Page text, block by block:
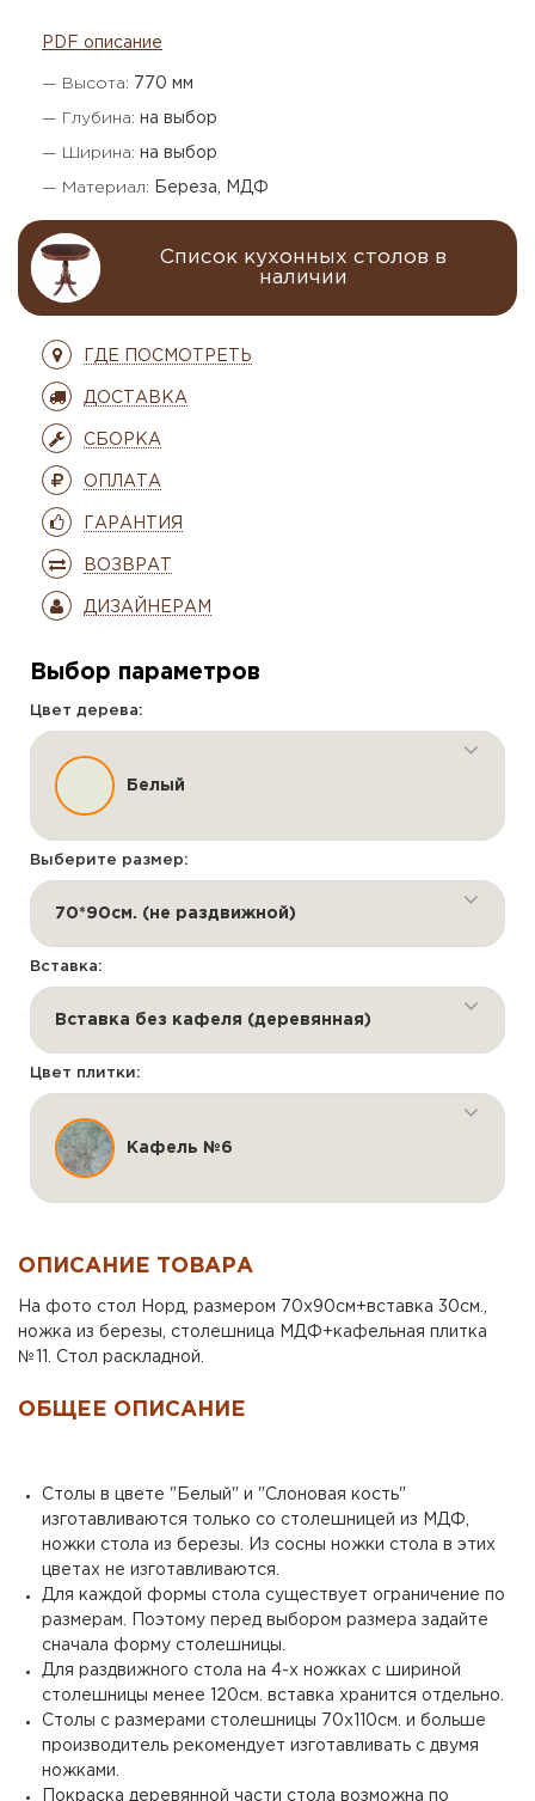
PDF описание
— Высота: 770 мм
— Глубина: на выбор
— Ширина: на выбор
— Материал: Береза, МДФ
Список кухонных столов в
наличии
ГДЕ ПОСМОТРЕТЬ
ДОСТАВКА
СБОРКА
ОПЛАТА
ГАРАНТИЯ
ВОЗВРАТ
ДИЗАЙНЕРАМ
Выбор параметров
Цвет дерева:
Белый
Выберите размер:
70*90см. (не раздвижной)
Вставка:
Вставка без кафеля (деревянная)
Цвет плитки:
Кафель №6
ОПИСАНИЕ ТОВАРА
На фото стол Норд, размером 70х90см+вставка 30см.,
ножка из березы, столешница МДФ+кафельная плитка
№11. Стол раскладной.
ОБЩЕЕ ОПИСАНИЕ
Столы в цвете "Белый" и "Слоновая кость"
изготавливаются только со столешницей из МДФ,
ножки стола из березы. Из сосны ножки стола в этих
цветах не изготавливаются.
Для каждой формы стола существует ограничение по
размерам. Поэтому перед выбором размера задайте
сначала форму столешницы.
Для раздвижного стола на 4-х ножках с шириной
столешницы менее 120см. вставка хранится отдельно.
Столы с размерами столешницы 70х110см. и больше
производитель рекомендует изготавливать с двумя
ножками.
Покраска деревянной части стола возможна по